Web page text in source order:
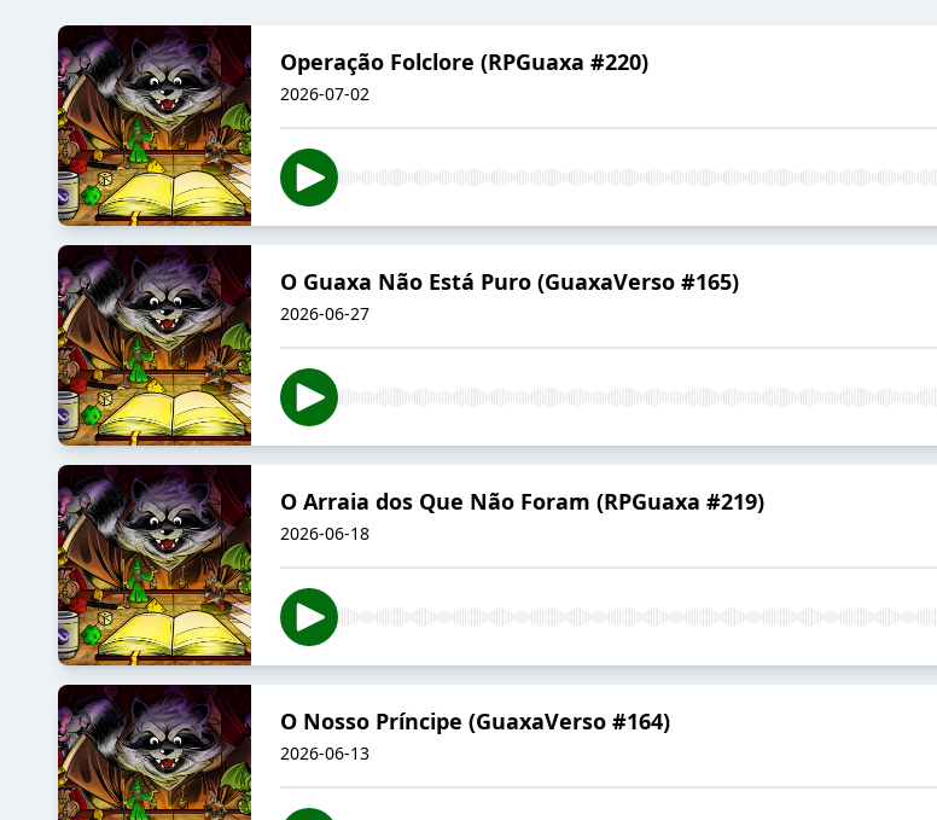
Operação Folclore (RPGuaxa #220)
2026-07-02
O Guaxa Não Está Puro (GuaxaVerso #165)
2026-06-27
O Arraia dos Que Não Foram (RPGuaxa #219)
2026-06-18
O Nosso Príncipe (GuaxaVerso #164)
2026-06-13